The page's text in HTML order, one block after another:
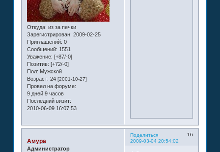
Откуда: из за печки
Зарегистрирован: 2009-02-25
Приглашений: 0
Сообщений: 1551
Уважение: [+87/-0]
Позитив: [+72/-0]
Пол: Мужской
Возраст: 24 [2001-10-27]
Провел на форуме:
9 дней 9 часов
Последний визит:
2010-06-09 16:07:53
Поделиться
16
2009-03-04 20:54:02
Амура
Администратор